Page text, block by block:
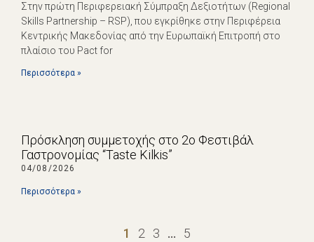
Στην πρώτη Περιφερειακή Σύμπραξη Δεξιοτήτων (Regional
Skills Partnership – RSP), που εγκρίθηκε στην Περιφέρεια
Κεντρικής Μακεδονίας από την Ευρωπαϊκή Επιτροπή στο
πλαίσιο του Pact for
Περισσότερα »
Πρόσκληση συμμετοχής στο 2ο Φεστιβάλ
Γαστρονομίας “Taste Kilkis”
04/08/2026
Περισσότερα »
1 2 3 … 5